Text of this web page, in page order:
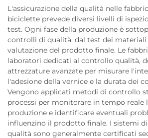
L'assicurazione della qualità nelle
biciclette prevede diversi livelli di
test. Ogni fase della produzione è
controlli di qualità, dal test dei materiali
valutazione del prodotto finale. Le
laboratori dedicati al controllo qualità,
attrezzature avanzate per misurare
l'adesione della vernice e la durata dei
Vengono applicati metodi di controllo
processi per monitorare in tempo reale
produzione e identificare eventuali
influenzino il prodotto finale. I sistemi
qualità sono generalmente certificati